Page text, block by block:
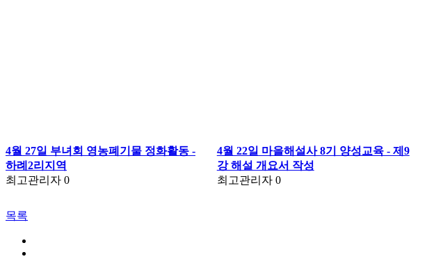
4월 27일 부녀회 영농폐기물 정화활동 -
하례2리지역
최고관리자 0
4월 22일 마을해설사 8기 양성교육 - 제9
강 해설 개요서 작성
최고관리자 0
목록